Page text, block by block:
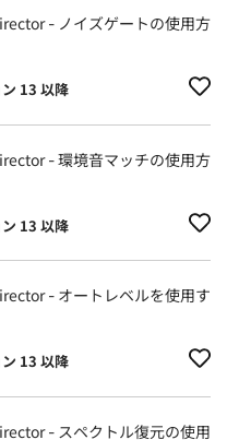
- ノイズゲートの使用方
13 以降
- 環境音マッチの使用方
13 以降
- オートレベルを使用す
13 以降
- スペクトル復元の使用